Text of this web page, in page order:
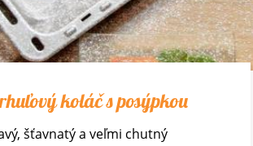
koláč s posýpkou
šťavnatý a veľmi chutný